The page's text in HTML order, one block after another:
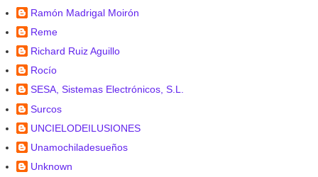
Ramón Madrigal Moirón
Reme
Richard Ruiz Aguillo
Rocío
SESA, Sistemas Electrónicos, S.L.
Surcos
UNCIELODEILUSIONES
Unamochiladesueños
Unknown